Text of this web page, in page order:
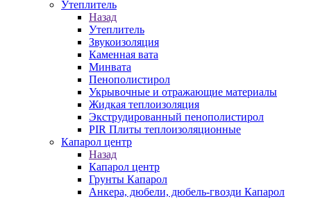
Утеплитель
Назад
Утеплитель
Звукоизоляция
Каменная вата
Минвата
Пенополистирол
Укрывочные и отражающие материалы
Жидкая теплоизоляция
Экструдированный пенополистирол
PIR Плиты теплоизоляционные
Капарол центр
Назад
Капарол центр
Грунты Капарол
Анкера, дюбели, дюбель-гвозди Капарол